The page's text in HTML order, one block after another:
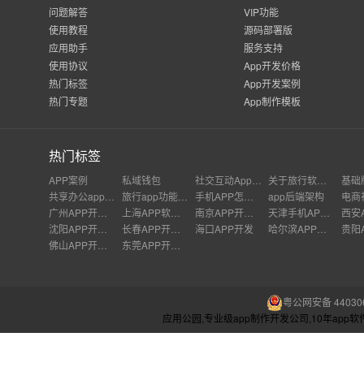
问题解答
使用教程
应用助手
使用协议
热门标签
热门专题
VIP功能
源码部署版
服务支持
App开发价格
App开发案例
App制作模板
热门标签
APP案例 私域钱包
app后端架构
电商
海口APP开发
粤公网安备
应用公园,专业级app制作开发公司,10年app